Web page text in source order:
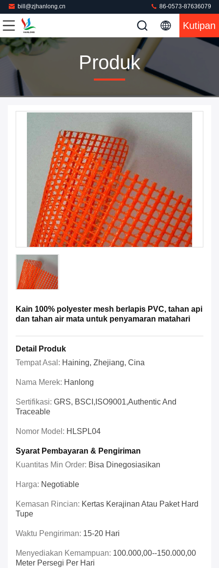
bill@zjhanlong.cn 86-0573-87636079
Kutipan
Produk
Kain 100% polyester mesh berlapis PVC, tahan api
dan tahan air mata untuk penyamaran matahari
Detail Produk
Tempat Asal: Haining, Zhejiang, Cina
Nama Merek: Hanlong
Sertifikasi: GRS, BSCI,ISO9001,Authentic And
Traceable
Nomor Model: HLSPL04
Syarat Pembayaran & Pengiriman
Kuantitas Min Order: Bisa Dinegosiasikan
Harga: Negotiable
Kemasan Rincian: Kertas Kerajinan Atau Paket Hard
Tupe
Waktu Pengiriman: 15-20 Hari
Menyediakan Kemampuan: 100.000,00--150.000,00
Meter Persegi Per Hari